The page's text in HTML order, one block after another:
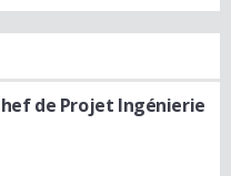
de Projet Ingénierie